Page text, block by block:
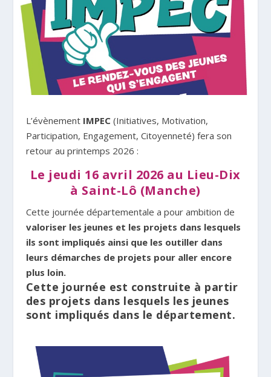
L’évènement IMPEC(Initiatives, Motivation,
Participation, Engagement, Citoyenneté) fera son
retour au printemps 2026 :
Le jeudi 16 avril 2026 au Lieu-Dix
à Saint-Lô (Manche)
Cette journée départementale a pour ambition de
valoriser les jeunes et les projets dans lesquels
ils sont impliqués ainsi que les outiller dans
leurs démarches de projets pour aller encore
plus loin.
Cette journée est construite à partir
des projets dans lesquels les jeunes
sont impliqués dans le département.